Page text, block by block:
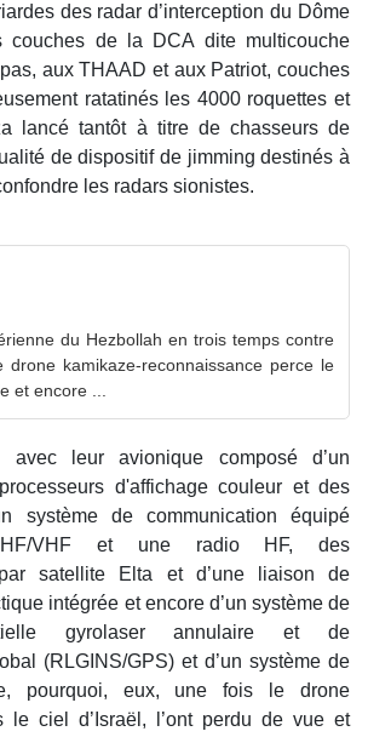
des radar d’interception du Dôme
couches de la DCA dite multicouche
aux THAAD et aux Patriot, couches
ratatinés les 4000 roquettes et
lancé tantôt à titre de chasseurs de
de dispositif de jimming destinés à
les radars sionistes.
du Hezbollah en trois temps contre
kamikaze-reconnaissance perce le
et encore ...
leur avionique composé d’un
d'affichage couleur et des
système de communication équipé
VHF et une radio HF, des
satellite Elta et d’une liaison de
intégrée et encore d’un système de
gyrolaser annulaire et de
(RLGINS/GPS) et d’un système de
pourquoi, eux, une fois le drone
le ciel d’Israël, l’ont perdu de vue et